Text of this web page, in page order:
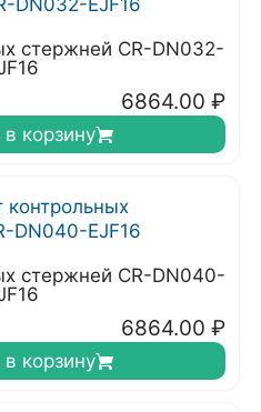
стержней CR-DN032-
6864.00 ₽
корзину
стержней CR-DN040-
6864.00 ₽
корзину